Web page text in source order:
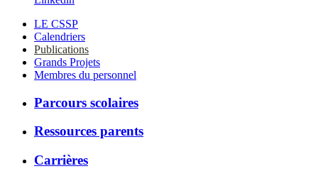
LE CSSP
Calendriers
Publications
Grands Projets
Membres du personnel
Parcours scolaires
Ressources parents
Carrières